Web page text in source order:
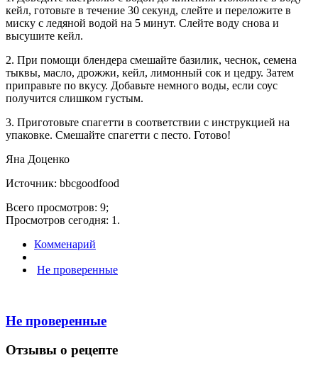
кейл, готовьте в течение 30 секунд, слейте и переложите в
миску с ледяной водой на 5 минут. Слейте воду снова и
высушите кейл.
2. При помощи блендера смешайте базилик, чеснок, семена
тыквы, масло, дрожжи, кейл, лимонный сок и цедру. Затем
приправьте по вкусу. Добавьте немного воды, если соус
получится слишком густым.
3. Приготовьте спагетти в соответствии с инструкцией на
упаковке. Смешайте спагетти с песто. Готово!
Яна Доценко
Источник: bbcgoodfood
Всего просмотров: 9;
Просмотров сегодня: 1.
Комменарий
Не проверенные
Не проверенные
Отзывы о рецепте